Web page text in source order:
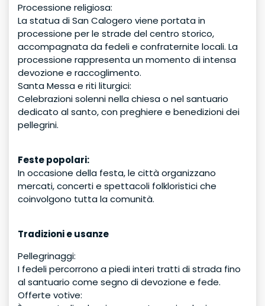
Processione religiosa:
La statua di San Calogero viene portata in
processione per le strade del centro storico,
accompagnata da fedeli e confraternite locali. La
processione rappresenta un momento di intensa
devozione e raccoglimento.
Santa Messa e riti liturgici:
Celebrazioni solenni nella chiesa o nel santuario
dedicato al santo, con preghiere e benedizioni dei
pellegrini.
Feste popolari:
In occasione della festa, le città organizzano
mercati, concerti e spettacoli folkloristici che
coinvolgono tutta la comunità.
Tradizioni e usanze
Pellegrinaggi:
I fedeli percorrono a piedi interi tratti di strada fino
al santuario come segno di devozione e fede.
Offerte votive: